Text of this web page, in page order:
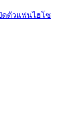
ดตัวแฟนไฮโซ